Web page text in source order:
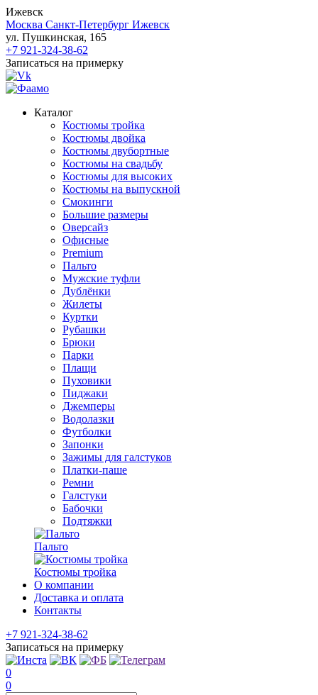
Ижевск
Москва Санкт-Петербург Ижевск
ул. Пушкинская, 165
+7 921-324-38-62
Записаться на примерку
Каталог
Костюмы тройка
Костюмы двойка
Костюмы двубортные
Костюмы на свадьбу
Костюмы для высоких
Костюмы на выпускной
Смокинги
Большие размеры
Оверсайз
Офисные
Premium
Пальто
Мужские туфли
Дублёнки
Жилеты
Куртки
Рубашки
Брюки
Парки
Плащи
Пуховики
Пиджаки
Джемперы
Водолазки
Футболки
Запонки
Зажимы для галстуков
Платки-паше
Ремни
Галстуки
Бабочки
Подтяжки
Пальто
Костюмы тройка
О компании
Доставка и оплата
Контакты
+7 921-324-38-62
Записаться на примерку
0
0